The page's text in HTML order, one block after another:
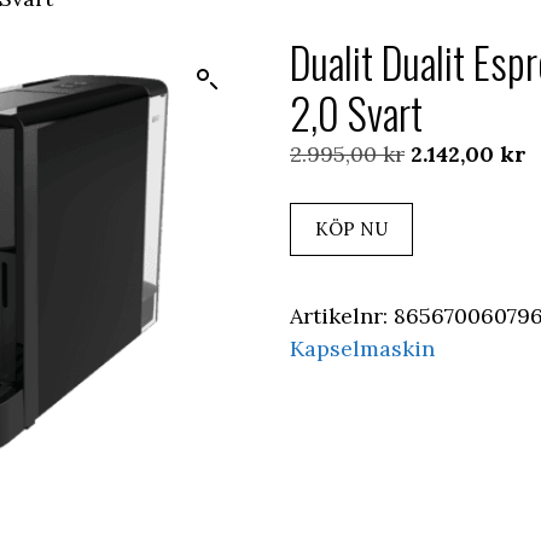
Dualit Dualit
2,0 Svart
2.995,00kr Det
var:
2.142,00 kr
KÖP NU
Artikelnr:
Kapselmaskin